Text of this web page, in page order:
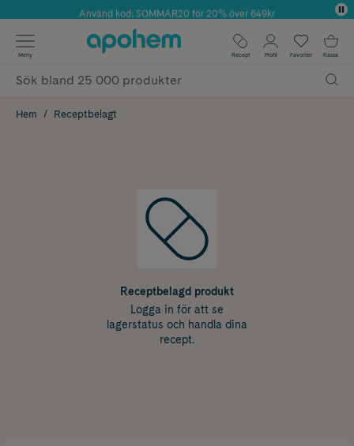
Årets Butik 2025 inom Skönhet
Använd kod: SOMMAR20 för 20% över 649kr
✓ Fri frakt
✓ Poäng på alla köp*
Meny Recept Profil Favoriter Kassa
Hem Receptbelagt
Receptbelagd produkt
Logga in för att se
lagerstatus och handla dina
recept.